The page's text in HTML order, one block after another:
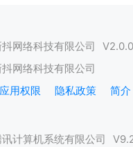
网络科技有限公司 V2.0.0
网络科技有限公司
应用权限 隐私政策 简介
计算机系统有限公司 V